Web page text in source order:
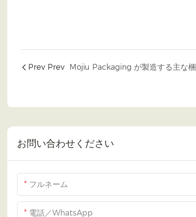
Prev Prev
お問い合わせください
フルネーム
電話／WhatsApp